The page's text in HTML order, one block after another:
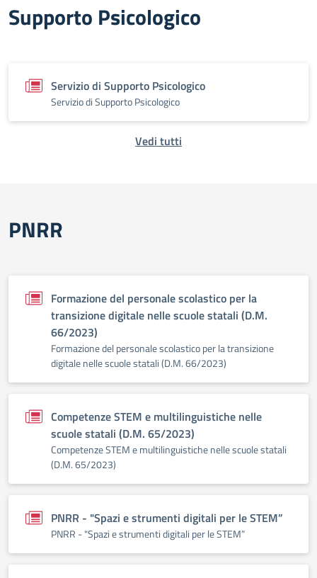
Supporto Psicologico
Servizio di Supporto Psicologico
Servizio di Supporto Psicologico
Vedi tutti
PNRR
Formazione del personale scolastico per la
transizione digitale nelle scuole statali (D.M.
66/2023)
Formazione del personale scolastico per la transizione
digitale nelle scuole statali (D.M. 66/2023)
Competenze STEM e multilinguistiche nelle
scuole statali (D.M. 65/2023)
Competenze STEM e multilinguistiche nelle scuole statali
(D.M. 65/2023)
PNRR - "Spazi e strumenti digitali per le STEM”
PNRR - "Spazi e strumenti digitali per le STEM”